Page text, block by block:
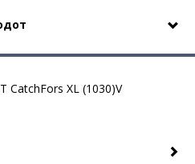
CatchFors XL (1030)V